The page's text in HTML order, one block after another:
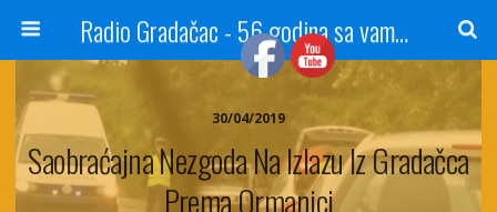
Radio Gradačac - 56 godina sa vama...
30/04/2019
Saobraćajna Nezgoda Na Izlazu Iz Gradačca
Prema Ormanici